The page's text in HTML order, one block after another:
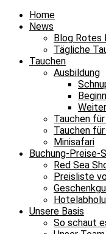
Home
News
Blog Rotes
Tägliche
Tauchen
Ausbildung
Tauchen
Tauchen
Minisafari
Buchung-Preise-
Red Sea
Preisliste
Unsere Basis
So schaut